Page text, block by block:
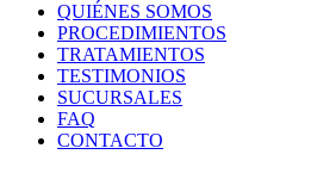
QUIÉNES SOMOS
PROCEDIMIENTOS
TRATAMIENTOS
TESTIMONIOS
SUCURSALES
FAQ
CONTACTO